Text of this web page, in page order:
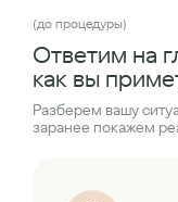
(до процедуры)
Ответим на
как вы
Разберем вашу
заранее покажем